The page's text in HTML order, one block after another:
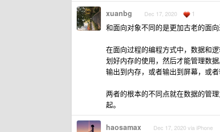
xuanbg Dec 17, 2020 1
和面向对象不同的是更加古老的面向
在面向过程的编程方式中，数据和
划好内存的使用，然后才能管理数
输出到内存，或者输出到屏幕，或
两者的根本的不同点就在数据的管
起。
haosamax Dec 17, 2020 via iPhone